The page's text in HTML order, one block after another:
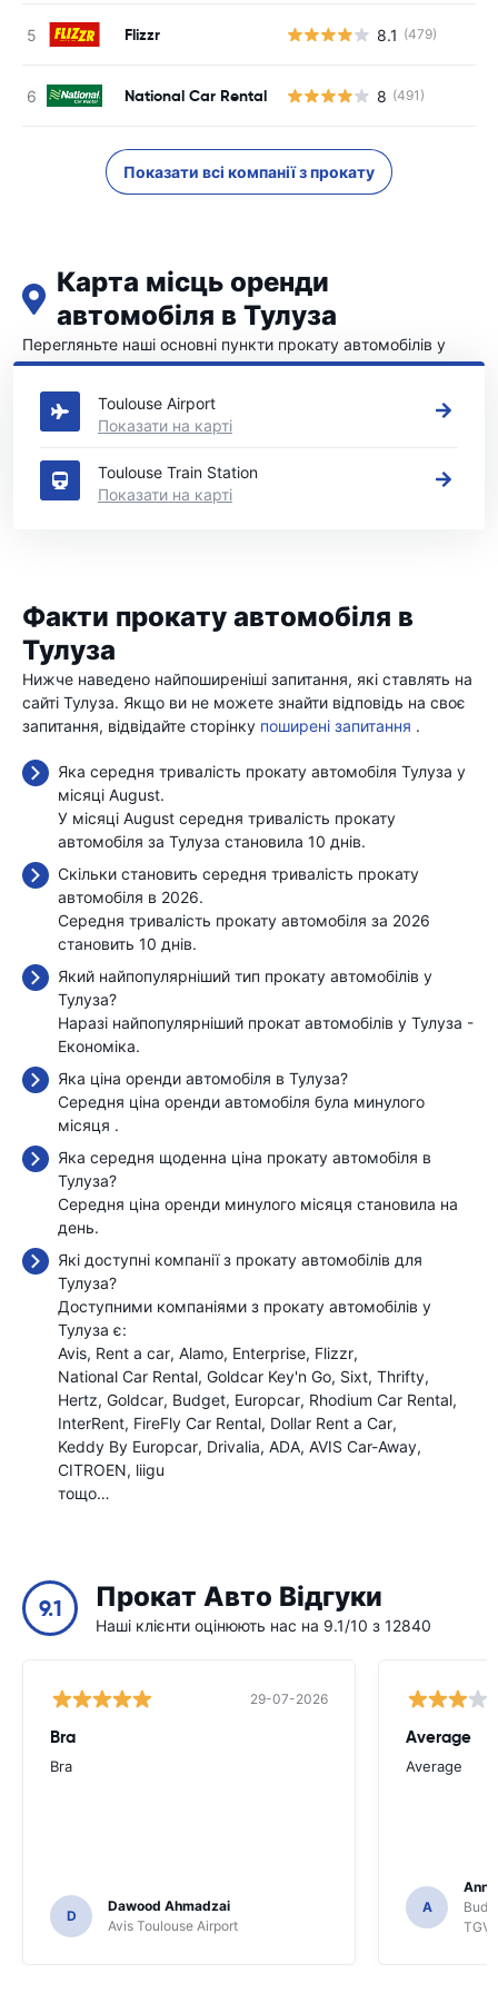
Flizzr 8.1 (479)
National Car Rental 8 (491)
Показати всі компанії з прокату
Карта місць оренди
автомобіля в Тулуза
Перегляньте наші основні пункти прокату автомобілів у
Тулуза
Toulouse Airport
Показати на карті
Toulouse Train Station
Показати на карті
Факти прокату автомобіля в
Тулуза
Нижче наведено найпоширеніші запитання, які ставлять на
сайті Тулуза. Якщо ви не можете знайти відповідь на своє
запитання, відвідайте сторінку поширені запитання .
Яка середня тривалість прокату автомобіля Тулуза у
місяці August.
У місяці August середня тривалість прокату
автомобіля за Тулуза становила 10 днів.
Скільки становить середня тривалість прокату
автомобіля в 2026.
Середня тривалість прокату автомобіля за 2026
становить 10 днів.
Який найпопулярніший тип прокату автомобілів у
Тулуза?
Наразі найпопулярніший прокат автомобілів у Тулуза -
Економіка.
Яка ціна оренди автомобіля в Тулуза?
Середня ціна оренди автомобіля була минулого
місяця .
Яка середня щоденна ціна прокату автомобіля в
Тулуза?
Середня ціна оренди минулого місяця становила на
день.
Які доступні компанії з прокату автомобілів для
Тулуза?
Доступними компаніями з прокату автомобілів у
Тулуза є:
Avis Rent a car Alamo Enterprise Flizzr
National Car Rental Goldcar Key'n Go Sixt Thrifty
Hertz Goldcar Budget Europcar Rhodium Car Rental
InterRent FireFly Car Rental Dollar Rent a Car
Keddy By Europcar Drivalia ADA AVIS Car-Away
CITROEN liigu
тощо…
9.1 Прокат Авто Відгуки
Наші клієнти оцінюють нас на 9.1/10 з 12840
29-07-2026
Bra
Bra
D
Dawood Ahmadzai
Avis Toulouse Airport
Average
Average
A
TGV